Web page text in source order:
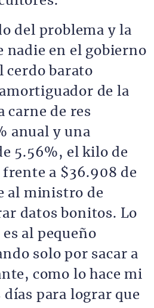
del problema y la
nadie en el gobierno
cerdo barato
de la
carne de res
anual y una
5.56%, el kilo de
frente a $36.908 de
al ministro de
datos bonitos. Lo
al pequeño
solo por sacar a
como lo hace mi
para lograr que